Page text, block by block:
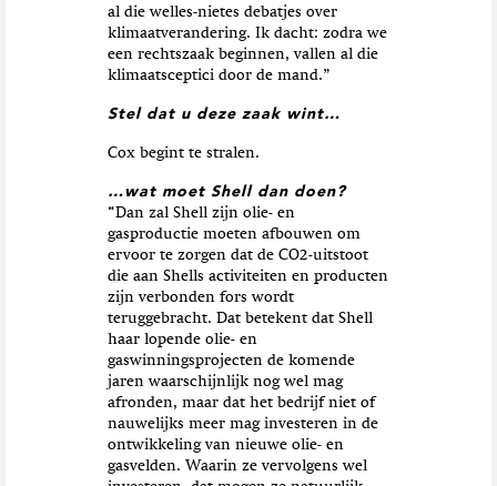
al die welles-nietes debatjes over
klimaatverandering. Ik dacht: zodra we
een rechtszaak beginnen, vallen al die
klimaatsceptici door de mand.”
Stel dat u deze zaak wint…
Cox begint te stralen.
…wat moet Shell dan doen?
“Dan zal Shell zijn olie- en
gasproductie moeten afbouwen om
ervoor te zorgen dat de CO2-uitstoot
die aan Shells activiteiten en producten
zijn verbonden fors wordt
teruggebracht. Dat betekent dat Shell
haar lopende olie- en
gaswinningsprojecten de komende
jaren waarschijnlijk nog wel mag
afronden, maar dat het bedrijf niet of
nauwelijks meer mag investeren in de
ontwikkeling van nieuwe olie- en
gasvelden. Waarin ze vervolgens wel